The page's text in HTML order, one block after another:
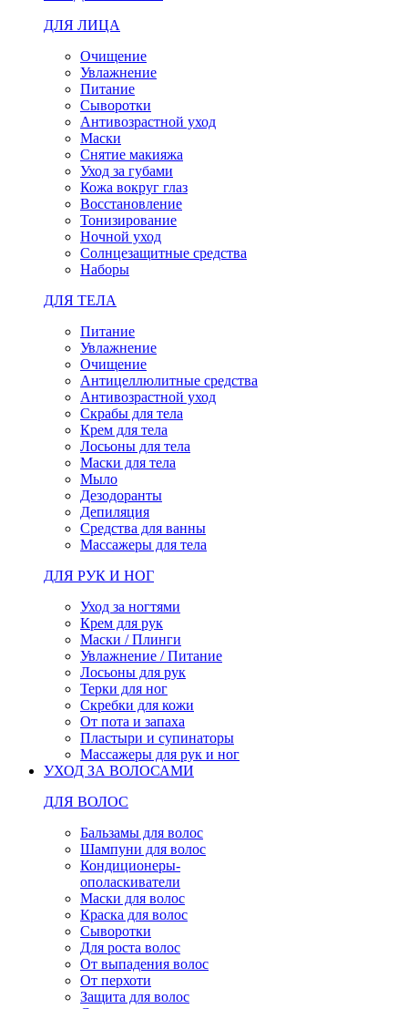
ДЛЯ ЛИЦА
Очищение
Увлажнение
Питание
Сыворотки
Антивозрастной уход
Маски
Снятие макияжа
Уход за губами
Кожа вокруг глаз
Восстановление
Тонизирование
Ночной уход
Солнцезащитные средства
Наборы
ДЛЯ ТЕЛА
Питание
Увлажнение
Очищение
Антицеллюлитные средства
Антивозрастной уход
Скрабы для тела
Крем для тела
Лосьоны для тела
Маски для тела
Мыло
Дезодоранты
Депиляция
Средства для ванны
Массажеры для тела
ДЛЯ РУК И НОГ
Уход за ногтями
Крем для рук
Маски / Плинги
Увлажнение / Питание
Лосьоны для рук
Терки для ног
Скребки для кожи
От пота и запаха
Пластыри и супинаторы
Массажеры для рук и ног
УХОД ЗА ВОЛОСАМИ
ДЛЯ ВОЛОС
Бальзамы для волос
Шампуни для волос
Кондиционеры-
ополаскиватели
Маски для волос
Краска для волос
Сыворотки
Для роста волос
От выпадения волос
От перхоти
Защита для волос